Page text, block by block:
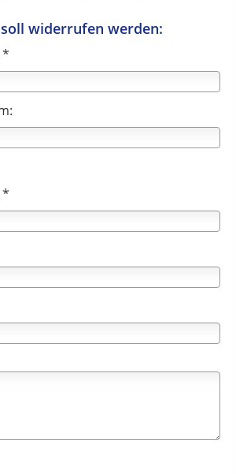
widerrufen werden:
*
*